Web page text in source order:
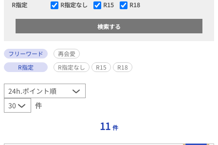
R指定 R指定なし R15 R18
フリーワード
再会愛
R指定
R指定なし R15 R18
件
11 件